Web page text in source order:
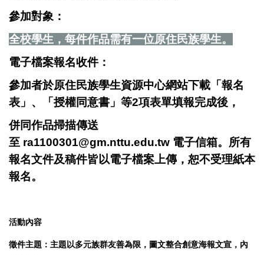
參加對象：
全校學生，每件作品需有一位原住民族學生。
電子檔案報名收件：
參加者於原住民族學生資源中心網站下載「報名
表」、「授權同意書」等2項表單填報完成後，
併同作品掃描傳送
至 ra1100301@gm.nttu.edu.tw 電子信箱。所有
報名文件及稿件皆以電子檔案上傳，恕不受理紙本
報名。
活動內容
徵件主題：主題以多元族群友善為限，圖文整合創意海報文宣，內